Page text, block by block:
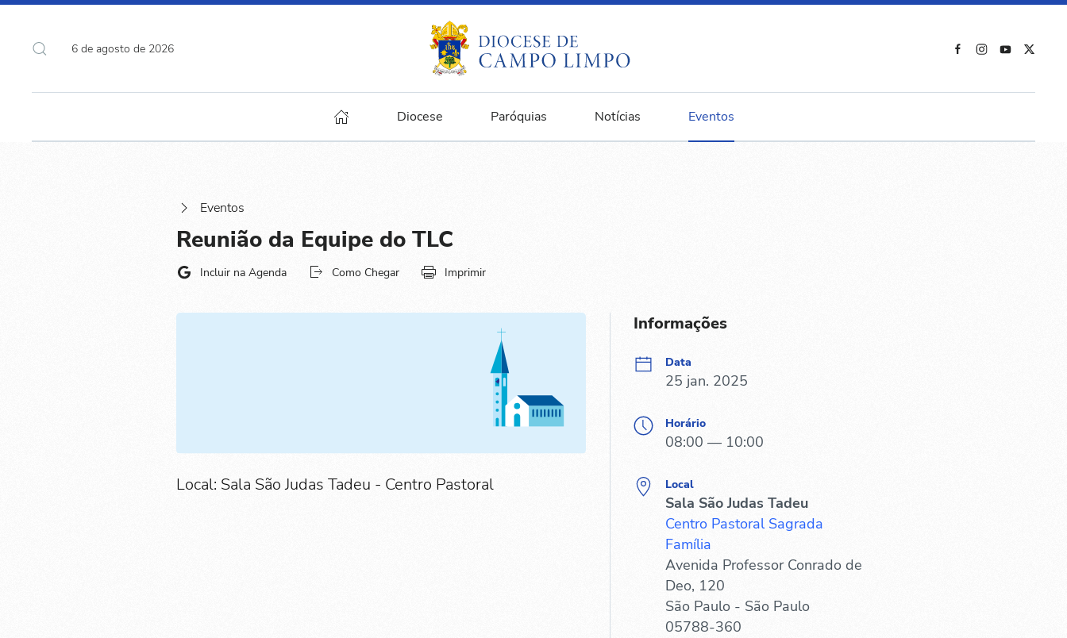
6 de agosto de 2026
Diocese Paróquias Notícias Eventos
Eventos
Reunião da Equipe do TLC
Incluir na Agenda Como Chegar Imprimir
Local: Sala São Judas Tadeu - Centro Pastoral
Informações
Data
25 jan. 2025
Horário
08:00 — 10:00
Local
Sala São Judas Tadeu
Centro Pastoral Sagrada
Família
Avenida Professor Conrado de
Deo, 120
São Paulo - São Paulo
05788-360